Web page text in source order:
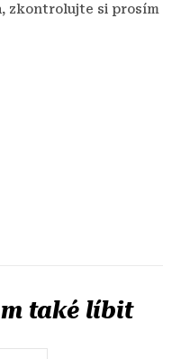
zkontrolujte si prosím